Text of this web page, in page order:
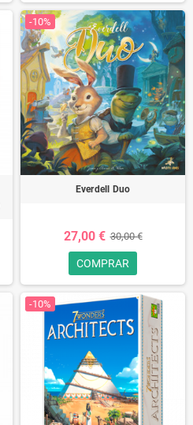
-10%
Everdell Duo
27,00 € 30,00 €
COMPRAR
-10%